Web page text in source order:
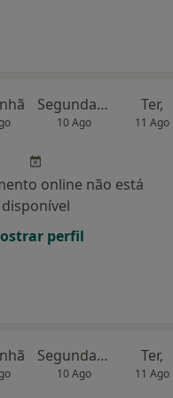
Segunda-feira
10 Ago
Ter,
11 Ago
online não está
disponível
perfil
Segunda-feira
10 Ago
Ter,
11 Ago